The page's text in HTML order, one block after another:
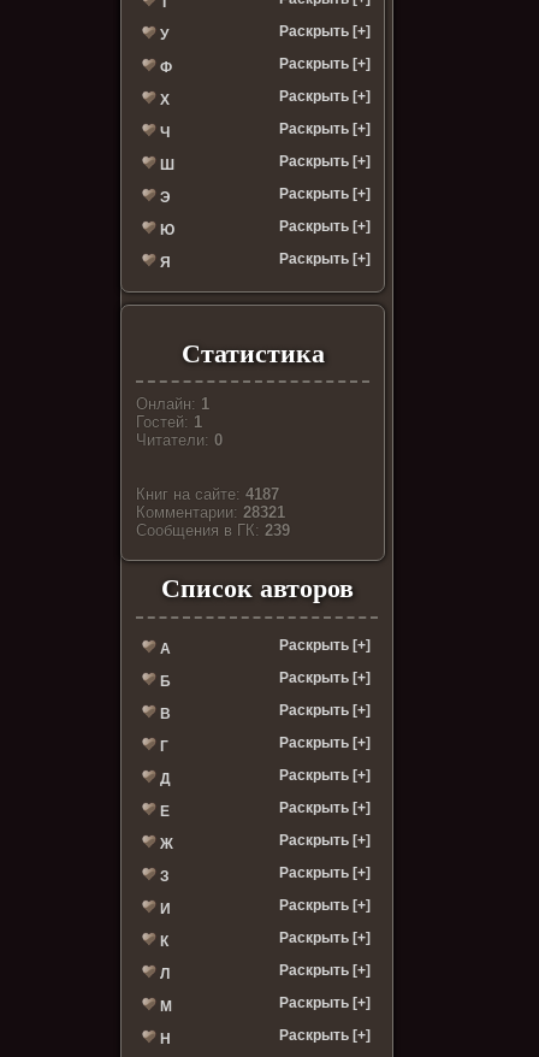
У Раскрыть [+]
Ф Раскрыть [+]
Х Раскрыть [+]
Ч Раскрыть [+]
Ш Раскрыть [+]
Э Раскрыть [+]
Ю Раскрыть [+]
Я Раскрыть [+]
Статистика
Онлайн: 1
Гостей: 1
Читатели:0
Книг на сайте:4187
Комментарии:28321
Cообщения в ГК:239
Список авторов
А Раскрыть [+]
Б Раскрыть [+]
В Раскрыть [+]
Г Раскрыть [+]
Д Раскрыть [+]
Е Раскрыть [+]
Ж Раскрыть [+]
З Раскрыть [+]
И Раскрыть [+]
К Раскрыть [+]
Л Раскрыть [+]
М Раскрыть [+]
Н Раскрыть [+]